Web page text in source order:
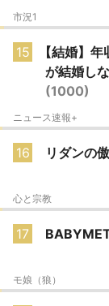
市況1
15
【結婚】
が結婚し
(1000)
ニュース速報+
16 リダンの
心と宗教
17
モ娘（狼）